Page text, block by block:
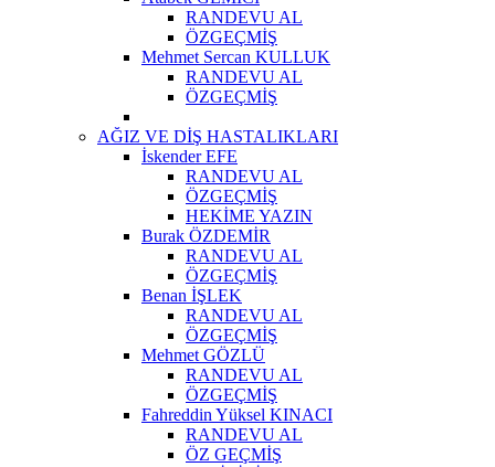
RANDEVU AL
ÖZGEÇMİŞ
Mehmet Sercan KULLUK
RANDEVU AL
ÖZGEÇMİŞ
AĞIZ VE DİŞ HASTALIKLARI
İskender EFE
RANDEVU AL
ÖZGEÇMİŞ
HEKİME YAZIN
Burak ÖZDEMİR
RANDEVU AL
ÖZGEÇMİŞ
Benan İŞLEK
RANDEVU AL
ÖZGEÇMİŞ
Mehmet GÖZLÜ
RANDEVU AL
ÖZGEÇMİŞ
Fahreddin Yüksel KINACI
RANDEVU AL
ÖZ GEÇMİŞ